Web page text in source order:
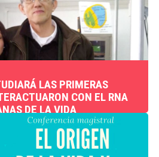
LAS PRIMERAS
CON EL RNA
DE LA VIDA